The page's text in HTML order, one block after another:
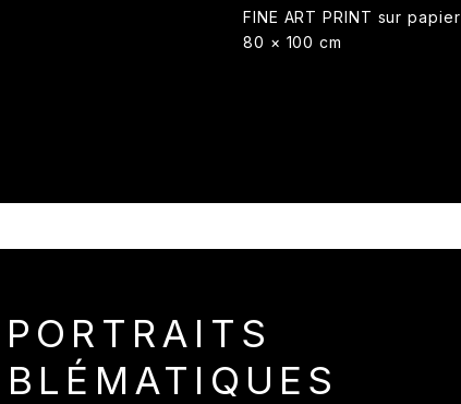
FINE ART PRINT sur papier
80 × 100 cm
PORTRAITS